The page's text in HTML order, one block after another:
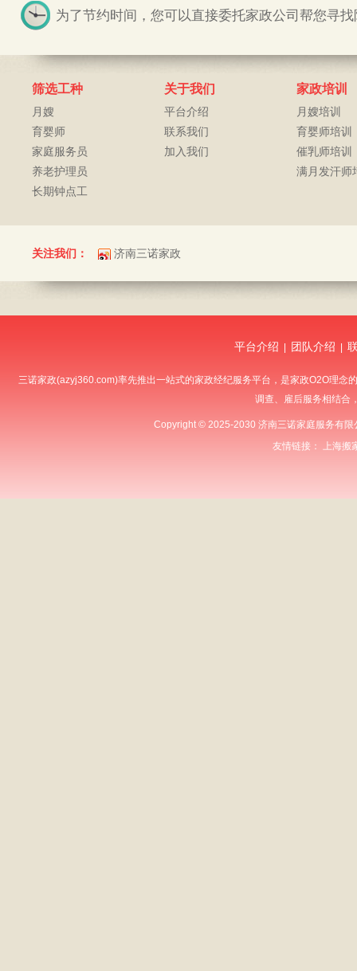
为了节约时间，您可以直接委托家政公司帮您寻
筛选工种
月嫂
育婴师
家庭服务员
养老护理员
长期钟点工
关于我们
平台介绍
联系我们
加入我们
家政培训
月嫂培训
育婴师培训
催乳师培训
满月发汗师
关注我们： 济南三诺家政
平台介绍 团队介绍 |
三诺家政(azyj360.com)率先推出一站式的家政经纪服务平台，是家政O2O理
调查、雇后服务相结合
Copyright © 2025-2030 济南三诺家庭服务有限
友情链接： 上海搬